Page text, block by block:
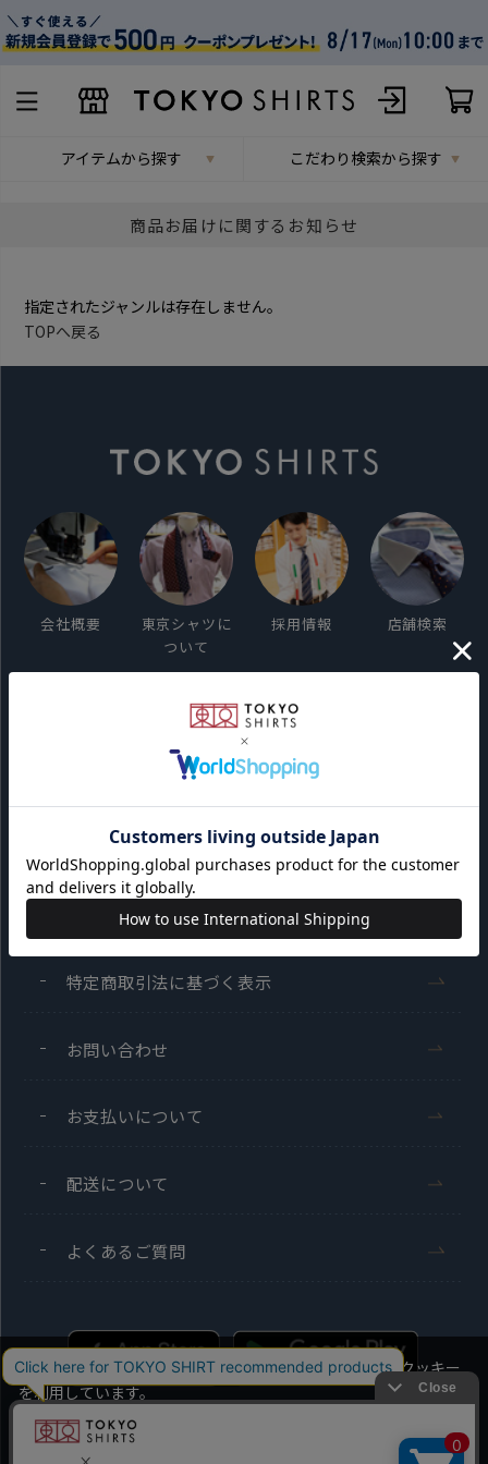
アイテムから探す こだわり検索から探す
商品お届けに関するお知らせ
指定されたジャンルは存在しません。
TOPへ戻る
会社概要
東京シャツに
ついて
採用情報 店舗検索
サイト利用規約
会員利用規約
プライバシーポリシー
特定商取引法に基づく表示
お問い合わせ
お支払いについて
配送について
よくあるご質問
当社のウェブサイトでは、お客様の利便性向上のためにクッキー
を利用しています。
本ウェブサイトをこのままご利用になる場合、クッキーの使用に
同意いただいたものとみなします。